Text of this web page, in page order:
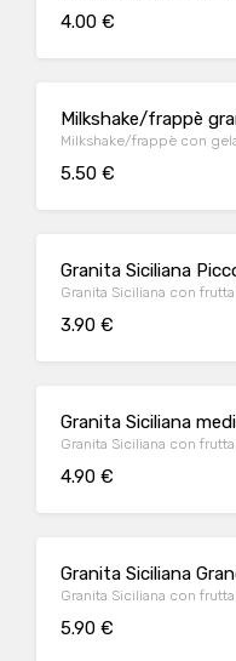
4.00 €
Milkshake/frappè
Milkshake/frappè con
5.50 €
Granita Siciliana
Granita Siciliana con
3.90 €
Granita Siciliana
Granita Siciliana con
4.90 €
Granita Siciliana
Granita Siciliana con
5.90 €